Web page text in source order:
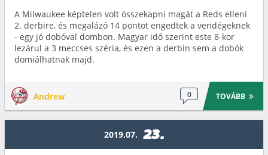
A Milwaukee képtelen volt összekapni magát a Reds elleni
2. derbire, és megalázó 14 pontot engedtek a vendégeknek
- egy jó dobóval dombon. Magyar idő szerint este 8-kor
lezárul a 3 meccses széria, és ezen a derbin sem a dobók
domiálhatnak majd.
Andrew 0 TOVÁBB
2019.07. 23.